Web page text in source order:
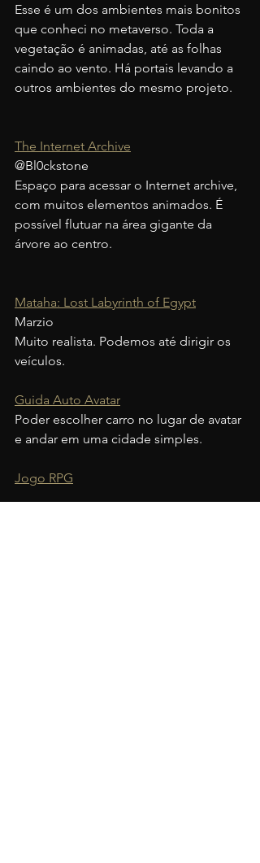
Esse é um dos ambientes mais bonitos
que conheci no metaverso. Toda a
vegetação é animadas, até as folhas
caindo ao vento. Há portais levando a
outros ambientes do mesmo projeto.
The Internet Archive
@Bl0ckstone
Espaço para acessar o Internet archive,
com muitos elementos animados. É
possível flutuar na área gigante da
árvore ao centro.
Mataha: Lost Labyrinth of Egypt
Marzio
Muito realista. Podemos até dirigir os
veículos.
Guida Auto Avatar
Poder escolher carro no lugar de avatar
e andar em uma cidade simples.
Jogo RPG